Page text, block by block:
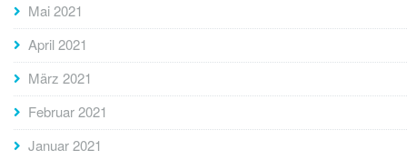
Mai 2021
April 2021
März 2021
Februar 2021
Januar 2021